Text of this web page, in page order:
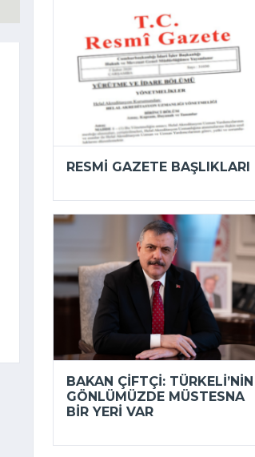
RESMI GAZETE BAŞLIKLARI
BAKAN ÇIFTÇI: TÜRKELI’NIN
GÖNLÜMÜZDE MÜSTESNA
BIR YERI VAR